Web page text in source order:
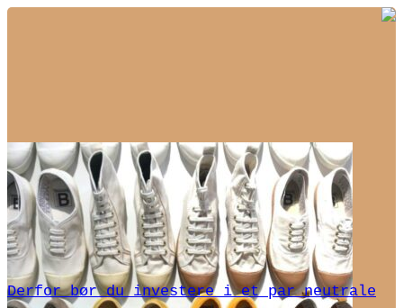
Derfor bør du investere i et par neutrale